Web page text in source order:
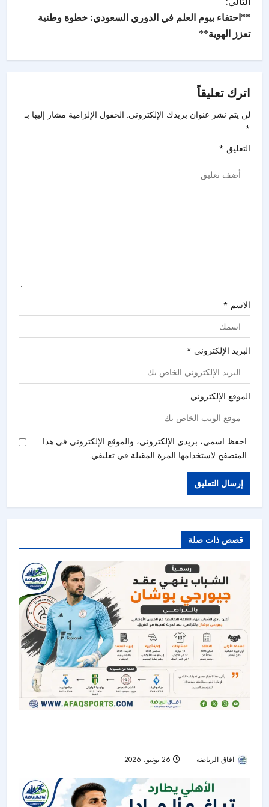
**احتفاء بيوم العلم في الدوري السعودي: خطوة وطنية
تعزز الهوية**
اترك تعليقاً
لن يتم نشر عنوان بريدك الإلكتروني. الحقول الإلزامية مشار إليها بـ
*
التعليق *
الاسم *
البريد الإلكتروني *
الموقع الإلكتروني
احفظ اسمي، بريدي الإلكتروني، والموقع الإلكتروني في هذا
المتصفح لاستخدامها المرة المقبلة في تعليقي.
قصص ذات صلة
افاق الرياضه